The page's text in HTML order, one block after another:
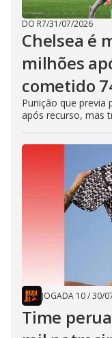
DO R7/31/07/2026
Chelsea é
milhões
cometido
Punição que previa
após recurso, mas
JOGADA 10/30/
Time